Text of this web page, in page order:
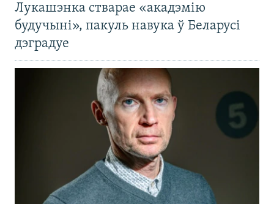
Лукашэнка стварае «акадэмію
будучыні», пакуль навука ў Беларусі
дэградуе